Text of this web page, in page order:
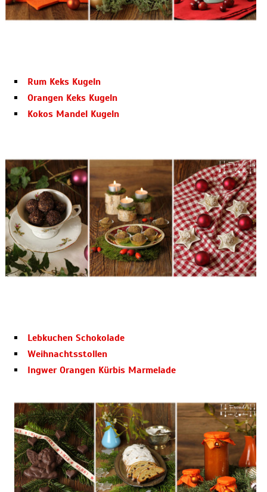
Rum Keks Kugeln
Orangen Keks Kugeln
Kokos Mandel Kugeln
Lebkuchen Schokolade
Weihnachtsstollen
Ingwer Orangen Kürbis Marmelade